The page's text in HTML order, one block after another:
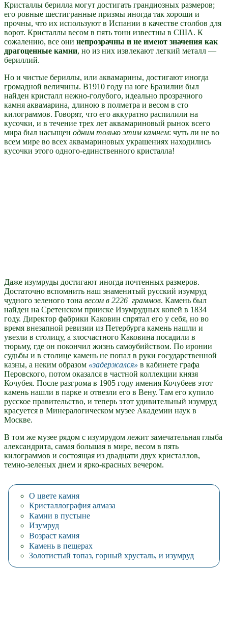
Кристаллы берилла могут достигать грандиозных размеров;
его ровные шестигранные призмы иногда так хороши и
прочны, что их используют в Испании в качестве столбов для
ворот. Кристаллы весом в пять тонн известны в США. К
сожалению, все они непрозрачны и не имеют значения как
драгоценные камни, но из них извлекают легкий металл —
бериллий.
Но и чистые бериллы, или аквамарины, достигают иногда
громадной величины. В1910 году на юге Бразилии был
найден кристалл нежно-голубого, идеально прозрачного
камня аквамарина, длиною в полметра и весом в сто
килограммов. Говорят, что его аккуратно распилили на
кусочки, и в течение трех лет аквамариновый рынок всего
мира был насыщен одним только этим камнем: чуть ли не во
всем мире во всех аквамариновых украшениях находились
кусочки этого одного-единственного кристалла!
Даже изумруды достигают иногда почтенных размеров.
Достаточно вспомнить наш знаменитый русский изумруд
чудного зеленого тона весом в 2226 граммов. Камень был
найден на Сретенском прииске Изумрудных копей в 1834
году. Директор фабрики Каковин спрятал его у себя, но во
время внезапной ревизии из Петербурга камень нашли и
увезли в столицу, а злосчастного Каковина посадили в
тюрьму, где он покончил жизнь самоубийством. По иронии
судьбы и в столице камень не попал в руки государственной
казны, а неким образом
задержался
в кабинете графа
Перовского, потом оказался в частной коллекции князя
Кочубея. После разгрома в 1905 году имения Кочубеев этот
камень нашли в парке и отвезли его в Вену. Там его купило
русское правительство, и теперь этот удивительный изумруд
красуется в Минералогическом музее Академии наук в
Москве.
В том же музее рядом с изумрудом лежит замечательная глыба
александрита, самая большая в мире, весом в пять
килограммов и состоящая из двадцати двух кристаллов,
темно-зеленых днем и ярко-красных вечером.
О цвете камня
Кристаллография алмаза
Камни в пустыне
Изумруд
Возраст камня
Камень в пещерах
Золотистый топаз, горный хрусталь, и изумруд